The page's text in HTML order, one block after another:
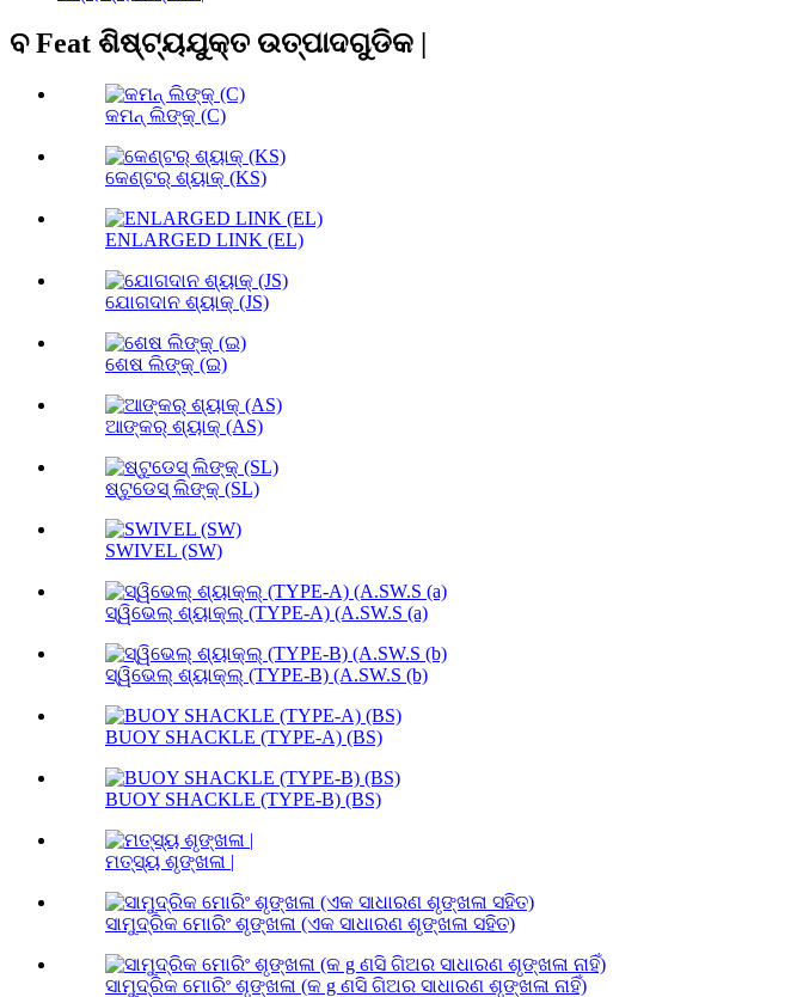
ବ Feat ଶିଷ୍ଟ୍ୟଯୁକ୍ତ ଉତ୍ପାଦଗୁଡିକ |
କମନ୍ ଲିଙ୍କ୍ (C)
କେଣ୍ଟର୍ ଶ୍ୟାକ୍ (KS)
ENLARGED LINK (EL)
ଯୋଗଦାନ ଶ୍ୟାକ୍ (JS)
ଶେଷ ଲିଙ୍କ୍ (ଇ)
ଆଙ୍କର୍ ଶ୍ୟାକ୍ (AS)
ଷ୍ଟୁଡେସ୍ ଲିଙ୍କ୍ (SL)
SWIVEL (SW)
ସ୍ୱିଭେଲ୍ ଶ୍ୟାକ୍ଲ୍ (TYPE-A) (A.SW.S (a)
ସ୍ୱିଭେଲ୍ ଶ୍ୟାକ୍ଲ୍ (TYPE-B) (A.SW.S (b)
BUOY SHACKLE (TYPE-A) (BS)
BUOY SHACKLE (TYPE-B) (BS)
ମତ୍ସ୍ୟ ଶୃଙ୍ଖଳା |
ସାମୁଦ୍ରିକ ମୋରିଂ ଶୃଙ୍ଖଳା (ଏକ ସାଧାରଣ ଶୃଙ୍ଖଳା ସହିତ)
ସାମୁଦ୍ରିକ ମୋରିଂ ଶୃଙ୍ଖଳା (କ g ଣସି ଗିଅର ସାଧାରଣ ଶୃଙ୍ଖଳା ନାହିଁ)